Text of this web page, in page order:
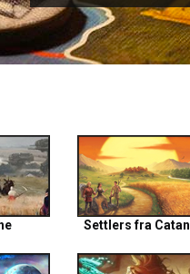
Settlers fra Catan